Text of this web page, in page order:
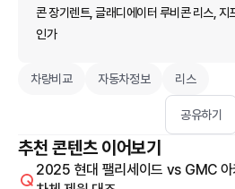
콘 장기렌트, 글래디에이터 루비콘 리스, 지
인가
차량비교 자동차정보 리스
공유하기
추천 콘텐츠 이어보기
2025 현대 팰리세이드 vs GMC 아